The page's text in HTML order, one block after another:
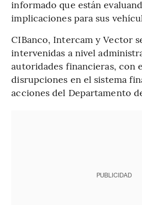
informado que están
implicaciones para sus
CIBanco, Intercam y Vector
intervenidas a nivel
autoridades financieras, con
disrupciones en el sistema
acciones del Departamento
PUBLICIDAD